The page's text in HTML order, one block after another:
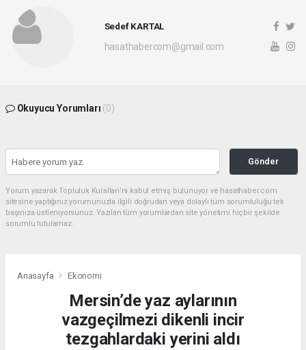
Sedef KARTAL
hasathabercom@gmail.com
Okuyucu Yorumları (0)
Gönder
Yorum yazarak Topluluk Kuralları’nı kabul etmiş bulunuyor ve hasathaber.com
sitesine yaptığınız yorumunuzla ilgili doğrudan veya dolaylı tüm sorumluluğu tek
başınıza üstleniyorsunuz. Yazılan tüm yorumlardan site yönetimi hiçbir şekilde
sorumlu tutulamaz.
Anasayfa Ekonomi
Mersin’de yaz aylarının
vazgeçilmezi dikenli incir
tezgahlardaki yerini aldı